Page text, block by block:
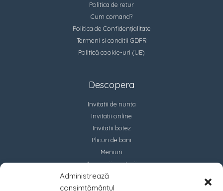
Administrează
consimțământul
Politica de retur
Cum comand?
Politica de Confidențialitate
Termeni si conditii GDPR
Politică cookie-uri (UE)
Descopera
Invitatii de nunta
Invitatii online
Invitatii botez
Plicuri de bani
Meniuri
Accesorii marturii
Contact